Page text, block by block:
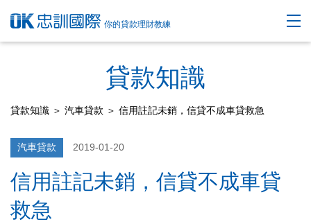
你的貸款理財教練
貸款知識
貸款知識 ＞ 汽車貸款 ＞ 信用註記未銷，信貸不成車貸救急
汽車貸款 2019-01-20
信用註記未銷，信貸不成車貸
救急